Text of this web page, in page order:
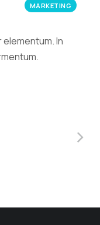
MARKETING
In